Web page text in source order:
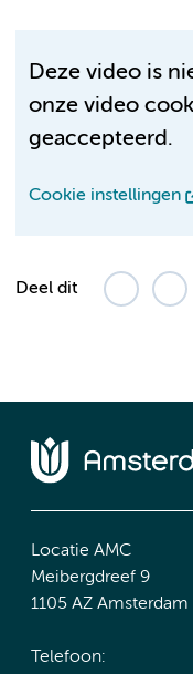
Deze video is
onze video
geaccepteerd.
Cookie instellingen
Deel dit
Locatie AMC
Meibergdreef 9
1105 AZ Amsterdam
Telefoon: